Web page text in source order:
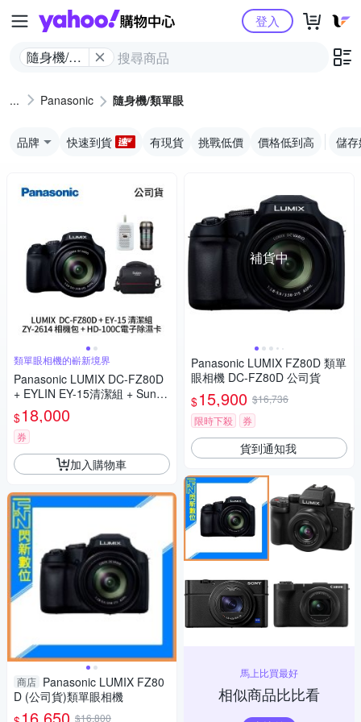
Yahoo購物中心
隨身機/類
登入
Panasonic 隨身機/類單眼
品牌 快速到貨 有現貨 挑戰低價 價格低到高 儲
類單眼相機的嶄新境界
Panasonic LUMIX DC-FZ80D
+ EYLIN EY-15清潔組 + SunLi
ght ZY-2614相機包 + EirMai 銳
瑪 HD-100C電子除濕卡 FZ80
D (公司貨)
$18,000
券
加入購物車
商店 Panasonic LUMIX FZ80
D (公司貨)類單眼相機
$16,800
補貨中
Panasonic LUMIX FZ80D 類單
眼相機 DC-FZ80D 公司貨
$15,900 $16,736
限時下殺
券
貨到通知我
馬上比買最好
相似商品比比看